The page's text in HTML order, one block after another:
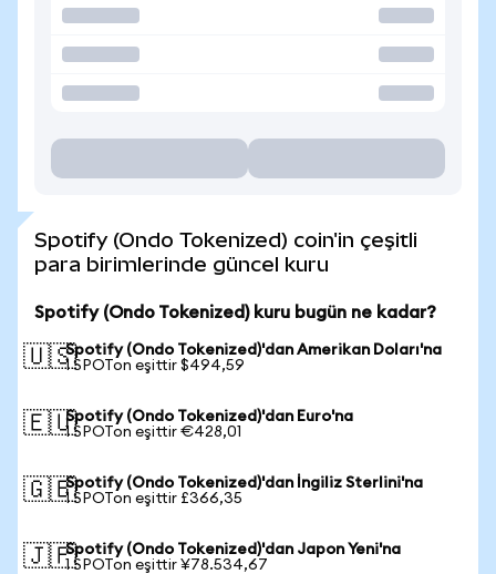
Spotify (Ondo Tokenized) coin'in çeşitli
para birimlerinde güncel kuru
Spotify (Ondo Tokenized) kuru bugün ne kadar?
🇺🇸Spotify (Ondo Tokenized)'dan Amerikan Doları'na
1 SPOTon eşittir $494,59
🇪🇺Spotify (Ondo Tokenized)'dan Euro'na
1 SPOTon eşittir €428,01
🇬🇧Spotify (Ondo Tokenized)'dan İngiliz Sterlini'na
1 SPOTon eşittir £366,35
🇯🇵Spotify (Ondo Tokenized)'dan Japon Yeni'na
1 SPOTon eşittir ¥78.534,67